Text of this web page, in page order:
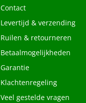
Contact
Levertijd & verzending
Ruilen & retourneren
Betaalmogelijkheden
Garantie
Klachtenregeling
Veel gestelde vragen